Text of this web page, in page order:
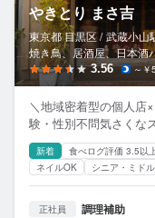
応募履歴
WEB履歴書
スカウト・メルマガ受
ヘルプ・お問い合わせフ
やきとり まさ吉
東京都 目黒区 / 武蔵小山
焼き鳥、居酒屋、日本酒
3.56 ～￥
＼地域密着型の個人店
験・性別不問気さくな
新着 食べログ評価 3.5以
ネイルOK
シニア・ミド
正社員 調理補助